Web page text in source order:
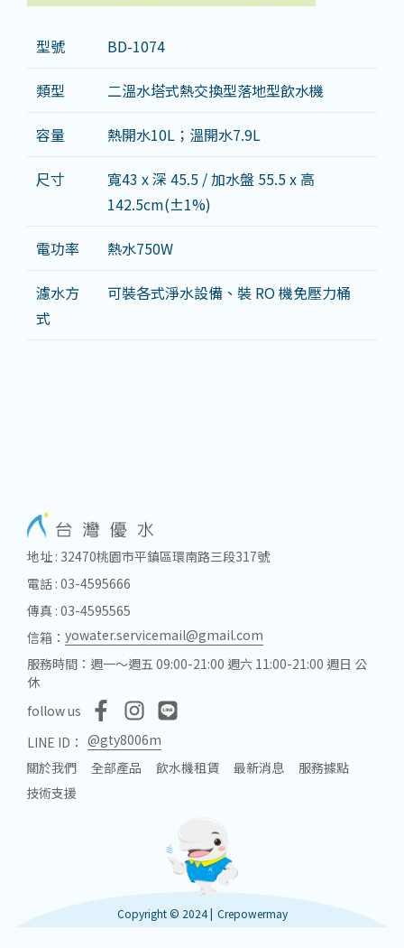
型號 BD-1074
類型 二溫水塔式熱交換型落地型飲水機
容量 熱開水10L；溫開水7.9L
尺寸
寬43 x 深 45.5 / 加水盤 55.5 x 高
142.5cm(±1%)
電功率 熱水750W
濾水方
式
可裝各式淨水設備、裝 RO 機免壓力桶
地址 : 32470桃園市平鎮區環南路三段317號
電話 : 03-4595666
傳真 : 03-4595565
信箱： yowater.servicemail@gmail.com
服務時間：週一～週五 09:00-21:00 週六 11:00-21:00 週日 公
休
follow us
LINE ID： @gty8006m
關於我們
全部產品 飲水機租賃 最新消息
服務據點
技術支援
Copyright © 2024 | Crepowermay